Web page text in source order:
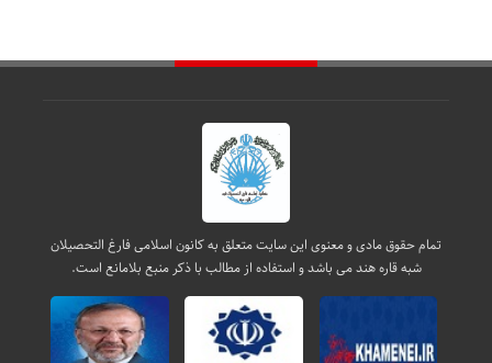
تمام حقوق مادی و معنوی این سایت متعلق به کانون اسلامی فارغ التحصیلان
شبه قاره هند می باشد و استفاده از مطالب با ذکر منبع بلامانع است.